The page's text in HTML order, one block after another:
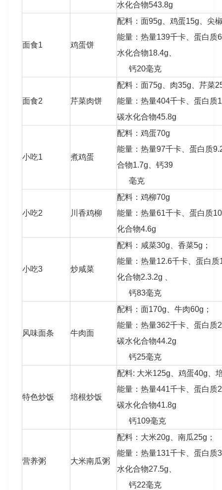
水化合物543.8g
面食1 鸡蛋饼
配料：面95g、鸡蛋15g、尖
能量：热量139千卡、蛋白质
水化合物18.4g、
钙20毫克
面食2 芹菜肉饼
配料：面75g、肉35g、芹菜
能量：热量404千卡、蛋白质
碳水化合物45.8g
小吃1 煮鸡蛋
配料：鸡蛋70g
能量：热量97千卡、蛋白质
合物1.7g、钙39
毫克
小吃2 川香鸡柳
配料：鸡柳70g
能量：热量61千卡、蛋白质
化合物4.6g
小吃3 炒咸菜
配料：咸菜30g、香菜5g；
能量：热量12.6千卡、蛋白
化合物2.3.2g 、
钙83毫克
风味面条 牛肉面
配料：面170g、牛肉60g；
能量：热量362千卡、蛋白质
碳水化合物44.2g
钙25毫克
特色炒饭 培根炒饭
配料: 大米125g、鸡蛋40g、
能量：热量441千卡、蛋白质
碳水化合物41.8g
钙109毫克
营养粥 大米南瓜粥
配料：大米20g、南瓜25g；
能量：热量131千卡、蛋白质
水化合物27.5g、
钙22毫克